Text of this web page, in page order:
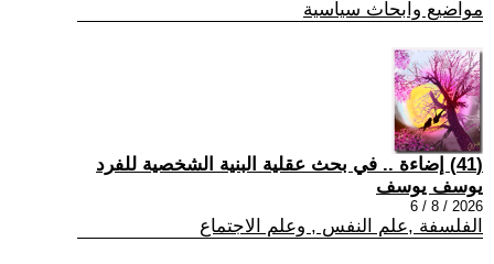
مواضيع وابحاث سياسية
(41) إضاءة .. في بحث عقلية البنية الشخصية للفرد
يوسف يوسف
2026 / 8 / 6
الفلسفة ,علم النفس , وعلم الاجتماع